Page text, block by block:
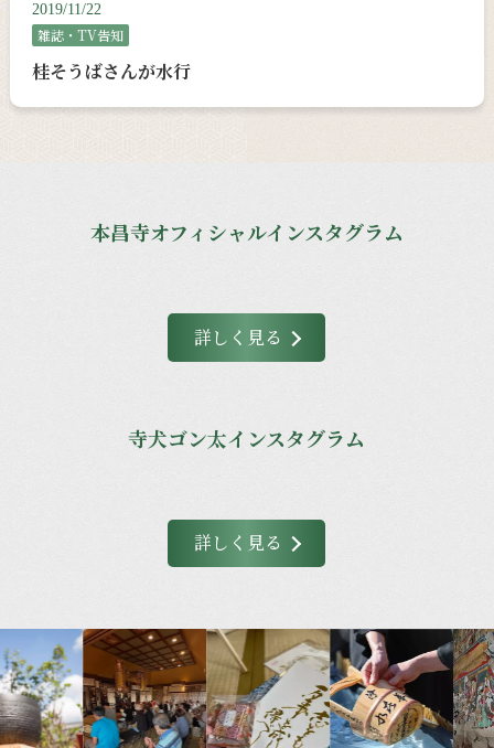
2019/11/22
雑誌・TV告知
桂そうばさんが水行
本昌寺オフィシャルインスタグラム
詳しく見る
寺犬ゴン太インスタグラム
詳しく見る